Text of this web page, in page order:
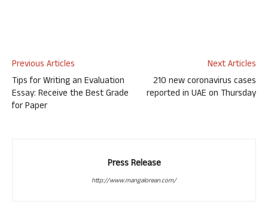
Previous Articles
Tips for Writing an Evaluation
Essay: Receive the Best Grade
for Paper
Next Articles
210 new coronavirus cases
reported in UAE on Thursday
Press Release
http://www.mangalorean.com/